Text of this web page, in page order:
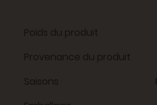
Poids du produit
Provenance du produit
Saisons